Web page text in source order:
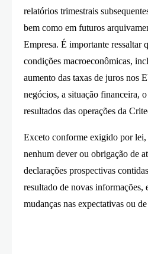
relatórios trimestrais
bem como em futuros
Empresa. É importante ressaltar
condições macroeconômicas,
aumento das taxas de juros nos
negócios, a situação financeira,
resultados das operações da
Exceto conforme exigido por lei,
nenhum dever ou obrigação de
declarações prospectivas
resultado de novas informações,
mudanças nas expectativas ou